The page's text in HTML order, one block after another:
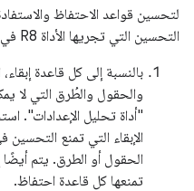
لتحسين قواعد الاحتفاظ
التحسين التي تجريها الأداة R8 في تطبيقك، اتّبِع الخطوات التالية:
بالنسبة إلى كل قاعدة
"أداة تحليل الإعدادات".
الإبقاء التي تمنع
الحقول أو الطرق. يتم
تمنعها كل قاعدة احتفاظ.